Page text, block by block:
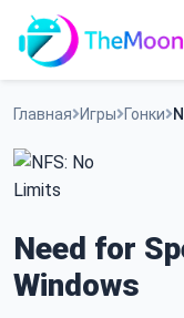
Skip
content
Игры
Приложения
Главная Игры Гонки
Need for
Windows